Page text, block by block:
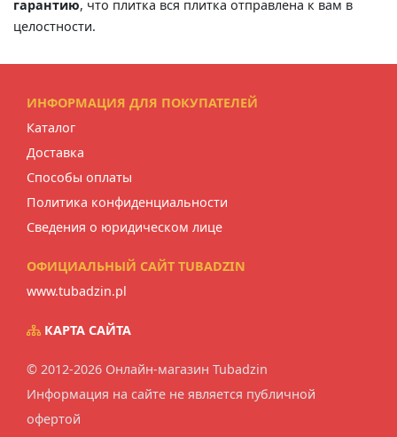
гарантию, что плитка вся плитка отправлена к вам в
целостности.
ИНФОРМАЦИЯ ДЛЯ ПОКУПАТЕЛЕЙ
Каталог
Доставка
Способы оплаты
Политика конфиденциальности
Сведения о юридическом лице
ОФИЦИАЛЬНЫЙ САЙТ TUBADZIN
www.tubadzin.pl
КАРТА САЙТА
© 2012-2026 Онлайн-магазин Tubadzin
Информация на сайте не является публичной
офертой